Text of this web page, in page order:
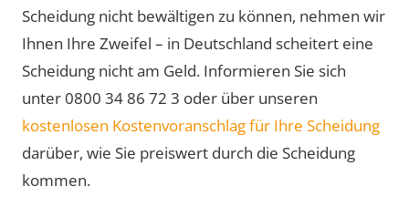
Scheidung nicht bewältigen zu können, nehmen wir
Ihnen Ihre Zweifel – in Deutschland scheitert eine
Scheidung nicht am Geld. Informieren Sie sich
unter 0800 34 86 72 3 oder über unseren
kostenlosen Kostenvoranschlag für Ihre Scheidung
darüber, wie Sie preiswert durch die Scheidung
kommen.